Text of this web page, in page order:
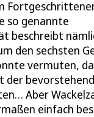
so genannte
beschreibt
den sechsten
vermuten,
der
Aber
einfach